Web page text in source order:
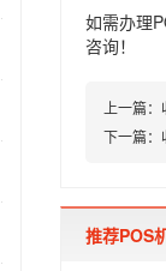
如需办理
咨询！
上一篇：
下一篇：
推荐POS